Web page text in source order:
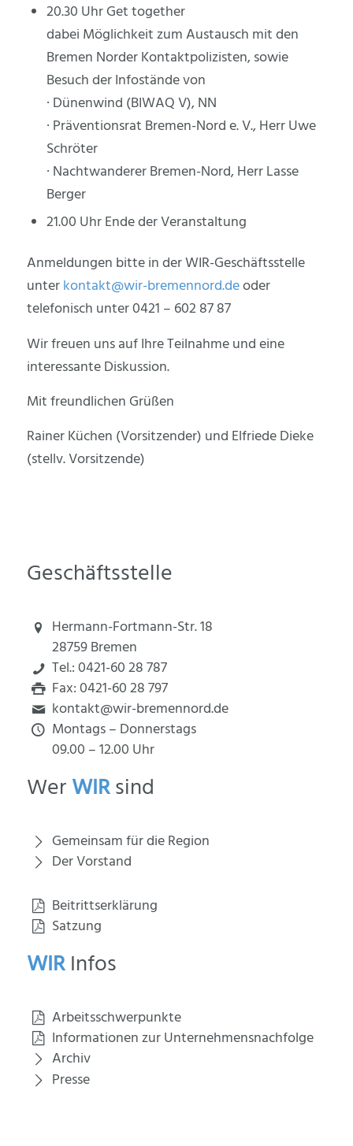
20.30 Uhr Get together
dabei Möglichkeit zum Austausch mit den
Bremen Norder Kontaktpolizisten, sowie
Besuch der Infostände von
· Dünenwind (BIWAQ V), NN
· Präventionsrat Bremen-Nord e. V., Herr Uwe
Schröter
· Nachtwanderer Bremen-Nord, Herr Lasse
Berger
21.00 Uhr Ende der Veranstaltung
Anmeldungen bitte in der WIR-Geschäftsstelle
unterkontakt@wir-bremennord.deoder
telefonisch unter 0421 – 602 87 87
Wir freuen uns auf Ihre Teilnahme und eine
interessante Diskussion.
Mit freundlichen Grüßen
Rainer Küchen (Vorsitzender) und Elfriede Dieke
(stellv. Vorsitzende)
Geschäftsstelle
Hermann-Fortmann-Str. 18
28759 Bremen
Tel.: 0421-60 28 787
Fax: 0421-60 28 797
kontakt@wir-bremennord.de
Montags – Donnerstags
09.00 – 12.00 Uhr
WerWIRsind
Gemeinsam für die Region
Der Vorstand
Beitrittserklärung
Satzung
WIRInfos
Arbeitsschwerpunkte
Informationen zur Unternehmensnachfolge
Archiv
Presse